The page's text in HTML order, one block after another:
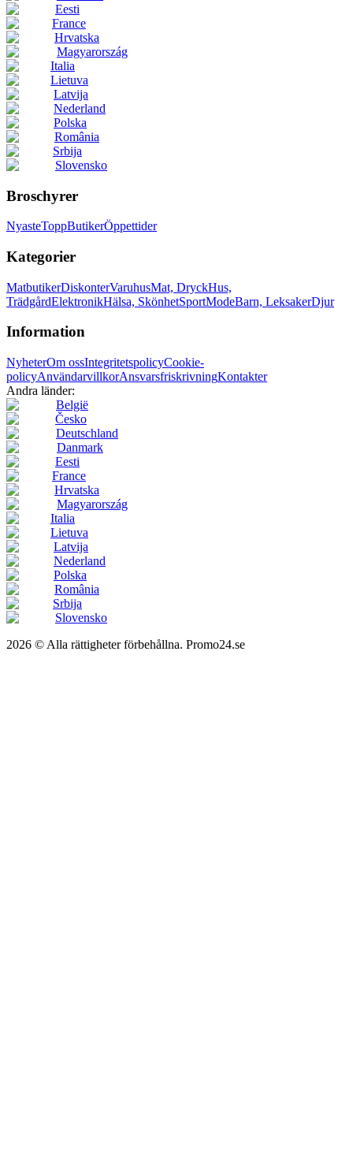
Eesti
France
Hrvatska
Magyarország
Italia
Lietuva
Latvija
Nederland
Polska
România
Srbija
Slovensko
Broschyrer
NyasteToppButikerÖppettider
Kategorier
MatbutikerDiskonterVaruhusMat, DryckHus,
TrädgårdElektronikHälsa, SkönhetSportModeBarn, LeksakerDjur
Information
NyheterOm ossIntegritetspolicyCookie-
policyAnvändarvillkorAnsvarsfriskrivningKontakter
Andra länder:
België
Česko
Deutschland
Danmark
Eesti
France
Hrvatska
Magyarország
Italia
Lietuva
Latvija
Nederland
Polska
România
Srbija
Slovensko
2026 © Alla rättigheter förbehållna. Promo24.se